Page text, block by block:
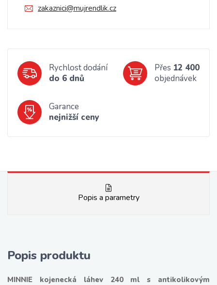
zakaznici@mujrendlik.cz
Rychlost dodání
do 6 dnů
Přes 12 400
objednávek
Garance
nejnižší ceny
Popis a parametry
Popis produktu
MINNIE kojenecká láhev 240 ml s antikolikovým